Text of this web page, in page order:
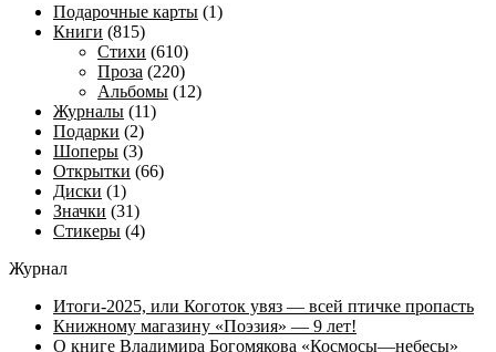
Подарочные карты (1)
Книги (815)
Стихи (610)
Проза (220)
Альбомы (12)
Журналы (11)
Подарки (2)
Шоперы (3)
Открытки (66)
Диски (1)
Значки (31)
Стикеры (4)
Журнал
Итоги-2025, или Коготок увяз — всей птичке пропасть
Книжному магазину «Поэзия» — 9 лет!
О книге Владимира Богомякова «Космосы—небесы»